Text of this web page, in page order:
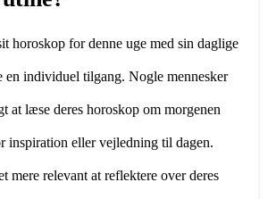
horoskop for denne uge med sin daglige
en individuel tilgang. Nogle mennesker
at læse deres horoskop om morgenen
inspiration eller vejledning til dagen.
mere relevant at reflektere over deres